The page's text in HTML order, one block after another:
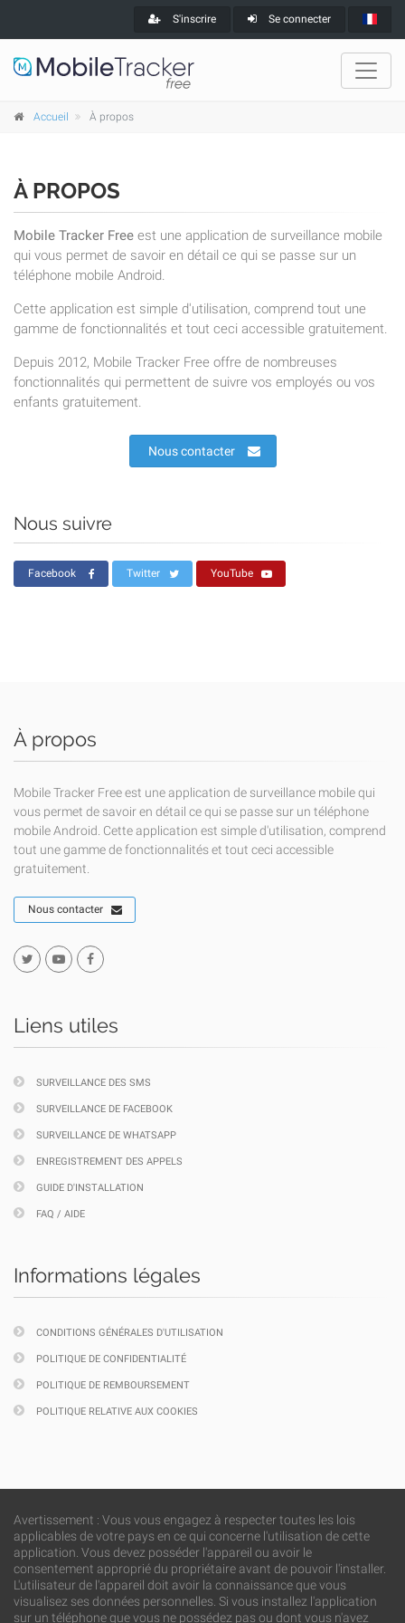
S'inscrire Se connecter
Accueil À propos
À PROPOS
Mobile Tracker Free est une application de surveillance mobile
qui vous permet de savoir en détail ce qui se passe sur un
téléphone mobile Android.
Cette application est simple d'utilisation, comprend tout une
gamme de fonctionnalités et tout ceci accessible gratuitement.
Depuis 2012, Mobile Tracker Free offre de nombreuses
fonctionnalités qui permettent de suivre vos employés ou vos
enfants gratuitement.
Nous contacter
Nous suivre
Facebook Twitter YouTube
À propos
Mobile Tracker Free est une application de surveillance mobile qui
vous permet de savoir en détail ce qui se passe sur un téléphone
mobile Android. Cette application est simple d'utilisation, comprend
tout une gamme de fonctionnalités et tout ceci accessible
gratuitement.
Nous contacter
Liens utiles
SURVEILLANCE DES SMS
SURVEILLANCE DE FACEBOOK
SURVEILLANCE DE WHATSAPP
ENREGISTREMENT DES APPELS
GUIDE D'INSTALLATION
FAQ / AIDE
Informations légales
CONDITIONS GÉNÉRALES D'UTILISATION
POLITIQUE DE CONFIDENTIALITÉ
POLITIQUE DE REMBOURSEMENT
POLITIQUE RELATIVE AUX COOKIES
Avertissement : Vous vous engagez à respecter toutes les lois
applicables de votre pays en ce qui concerne l'utilisation de cette
application. Vous devez posséder l'appareil ou avoir le
consentement approprié du propriétaire avant de pouvoir l'installer.
L'utilisateur de l'appareil doit avoir la connaissance que vous
visualisez ses données personnelles. Si vous installez l'application
sur un téléphone que vous ne possédez pas ou dont vous n'avez